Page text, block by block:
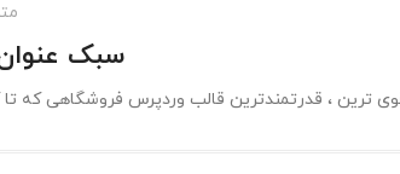
سبک
ترین ، قدرتمندترین قالب وردپرس فروشگاهی